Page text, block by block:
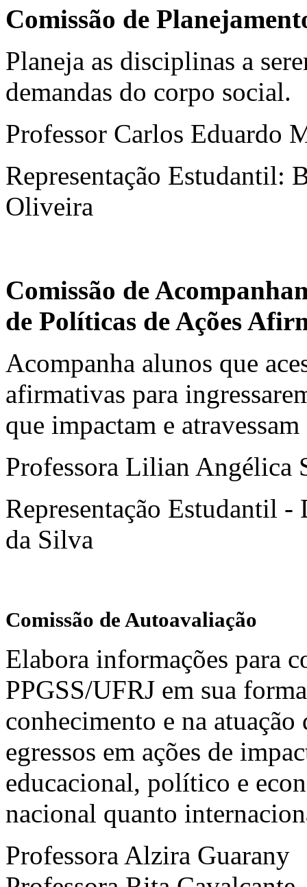
Comissão de
Planeja as disciplinas a
demandas do corpo social.
Professor Carlos Eduardo
Representação Estudantil:
Oliveira
Comissão de
de Políticas de Ações
Acompanha alunos que
afirmativas para
que impactam e
Professora Lilian Angélica
Representação Estudantil
da Silva
Comissão de Autoavaliação
Elabora informações para
PPGSS/UFRJ em sua
conhecimento e na atuação
egressos em ações de
educacional, político e
nacional quanto
Professora Alzira Guarany